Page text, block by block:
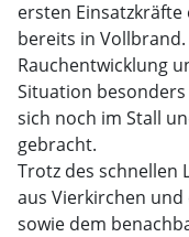
ersten
bereits in
Rauchentwicklung
Situation
sich noch im Stall
gebracht.
Trotz des schnellen
aus Vierkirchen
sowie dem